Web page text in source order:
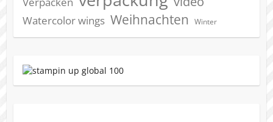
Watercolor wings Weihnachten Winter